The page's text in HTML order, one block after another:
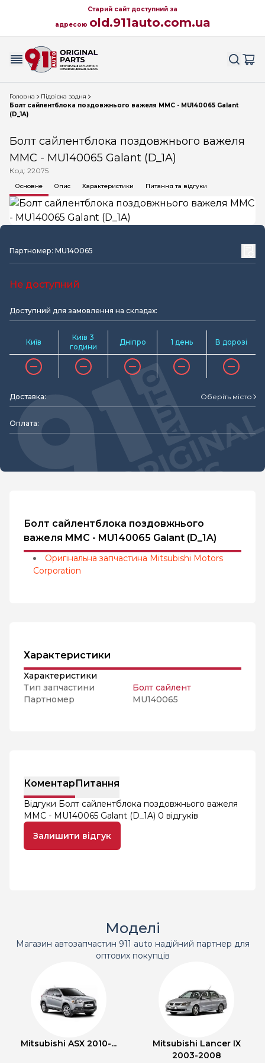
Старий сайт доступний за
адресою old.911auto.com.ua
Головна
Підвіска задня
Болт сайлентблока поздовжнього важеля MMC - MU140065 Galant
(D_1A)
Болт сайлентблока поздовжнього важеля
MMC - MU140065 Galant (D_1A)
Код: 22075
Основне Опис Характеристики Питання та відгуки
Партномер: MU140065
Не доступний
Доступний для замовлення на складах:
Київ
Київ 3
години
Дніпро 1 день В дорозі
Доставка: Оберіть місто
Оплата:
Болт сайлентблока поздовжнього
важеля MMC - MU140065 Galant (D_1A)
Оригінальна запчастина Mitsubishi Motors
Corporation
Характеристики
Характеристики
Тип запчастини
Болт сайлент
Партномер
MU140065
КоментарПитання
Відгуки Болт сайлентблока поздовжнього важеля
MMC - MU140065 Galant (D_1A) 0 відгуків
Залишити відгук
Моделі
Магазин автозапчастин 911 auto надійний партнер для
оптових покупців
Mitsubishi ASX 2010-...
Mitsubishi Lancer IX
2003-2008